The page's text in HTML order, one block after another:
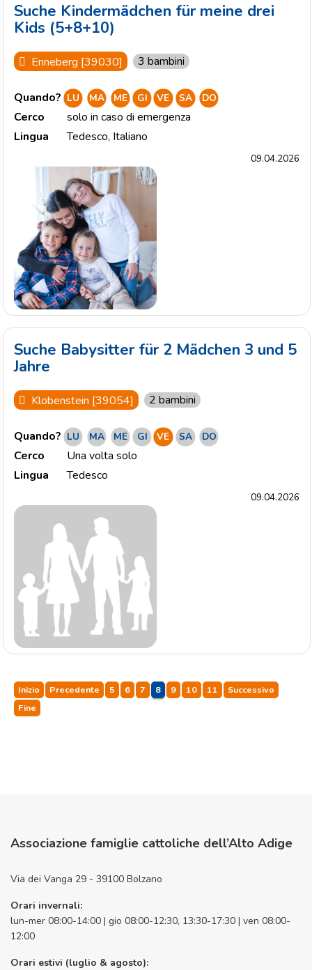
Suche Kindermädchen für meine drei
Kids (5+8+10)
Enneberg [39030] 3 bambini
Quando? LU MA ME GI VE SA DO
Cerco
solo in caso di emergenza
Lingua
Tedesco, Italiano
09.04.2026
Suche Babysitter für 2 Mädchen 3 und 5
Jahre
Klobenstein [39054] 2 bambini
Quando? LU MA ME GI VE SA DO
Cerco
Una volta solo
Lingua
Tedesco
09.04.2026
Inizio Precedente 5 6 7 8 9 10 11
Successivo
Fine
Associazione famiglie cattoliche dell’Alto Adige
Via dei Vanga 29 - 39100 Bolzano
Orari invernali:
lun-mer 08:00-14:00 | gio 08:00-12:30, 13:30-17:30 | ven 08:00-
12:00
Orari estivi (luglio & agosto):